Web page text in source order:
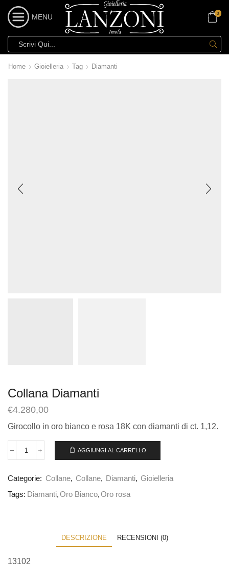
MENU 0
Home Gioielleria Tag Diamanti
Collana Diamanti
€4.280,00
Girocollo in oro bianco e rosa 18K con diamanti di ct. 1,12.
AGGIUNGI AL CARRELLO
Categorie: Collane, Collane, Diamanti, Gioielleria
Tags: Diamanti,Oro Bianco,Oro rosa
DESCRIZIONE RECENSIONI (0)
13102